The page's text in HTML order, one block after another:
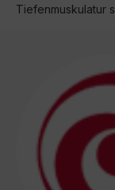
Tiefenmuskulatur